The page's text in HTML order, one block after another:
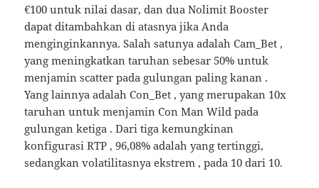
€100 untuk nilai dasar, dan dua Nolimit Booster
dapat ditambahkan di atasnya jika Anda
menginginkannya. Salah satunya adalah Cam_Bet ,
yang meningkatkan taruhan sebesar 50% untuk
menjamin scatter pada gulungan paling kanan .
Yang lainnya adalah Con_Bet , yang merupakan 10x
taruhan untuk menjamin Con Man Wild pada
gulungan ketiga . Dari tiga kemungkinan
konfigurasi RTP , 96,08% adalah yang tertinggi,
sedangkan volatilitasnya ekstrem , pada 10 dari 10.